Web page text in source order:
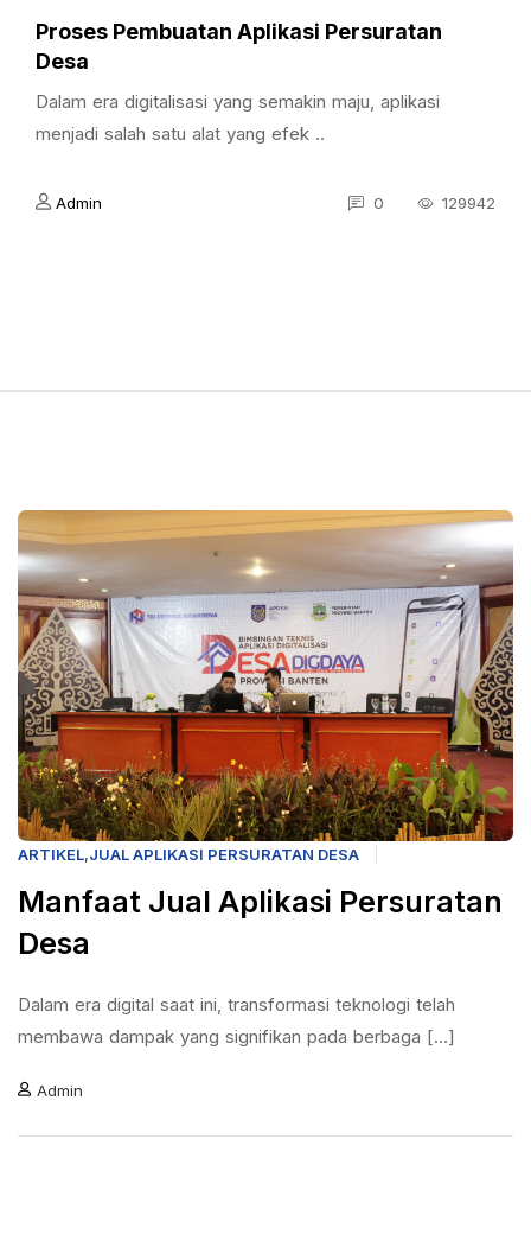
Proses Pembuatan Aplikasi Persuratan
Desa
Dalam era digitalisasi yang semakin maju, aplikasi
menjadi salah satu alat yang efek ..
Admin 0 129942
ARTIKEL,JUAL APLIKASI PERSURATAN DESA
Manfaat Jual Aplikasi Persuratan
Desa
Dalam era digital saat ini, transformasi teknologi telah
membawa dampak yang signifikan pada berbaga [...]
Admin